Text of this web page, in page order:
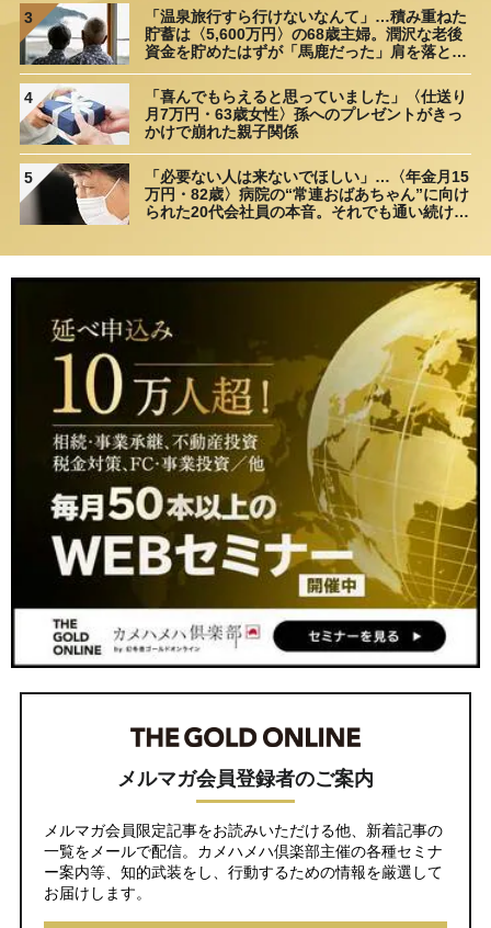
3
「温泉旅行すら行けないなんて」…積み重ねた
貯蓄は〈5,600万円〉の68歳主婦。潤沢な老後
資金を貯めたはずが「馬鹿だった」肩を落とす
理由
4
「喜んでもらえると思っていました」〈仕送り
月7万円・63歳女性〉孫へのプレゼントがきっ
かけで崩れた親子関係
5
「必要ない人は来ないでほしい」…〈年金月15
万円・82歳〉病院の“常連おばあちゃん”に向け
られた20代会社員の本音。それでも通い続ける
メルマガ会員登録者のご案内
メルマガ会員限定記事をお読みいただける他、新着記事の
一覧をメールで配信。カメハメハ倶楽部主催の各種セミナ
ー案内等、知的武装をし、行動するための情報を厳選して
お届けします。